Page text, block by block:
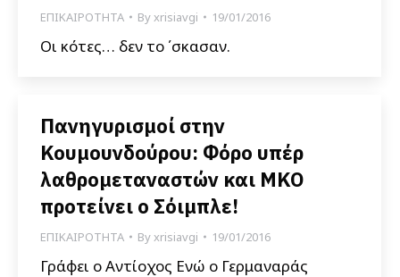
ΕΠΙΚΑΙΡΟΤΗΤΑ Byxrisiavgi 19/01/2016
Οι κότες… δεν το ΄σκασαν.
Πανηγυρισμοί στην
Κουμουνδούρου: Φόρο υπέρ
λαθρομεταναστών και ΜΚΟ
προτείνει ο Σόιμπλε!
ΕΠΙΚΑΙΡΟΤΗΤΑ Byxrisiavgi 19/01/2016
Γράφει ο Αντίοχος Ενώ ο Γερμαναράς